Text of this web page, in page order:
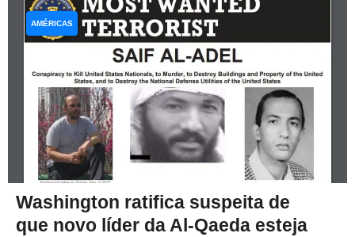
Washington ratifica suspeita de
que novo líder da Al-Qaeda esteja
AMÉRICAS